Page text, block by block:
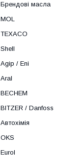
Брендові масла
MOL
TEXACO
Shell
Agip / Eni
Aral
BECHEM
BITZER / Danfoss
Автохімія
OKS
Eurol